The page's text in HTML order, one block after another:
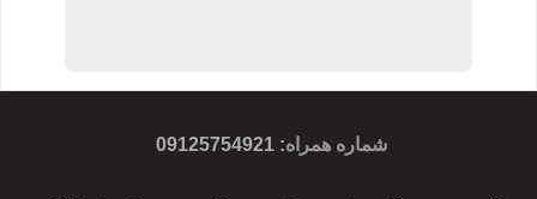
شماره همراه:
09125754921